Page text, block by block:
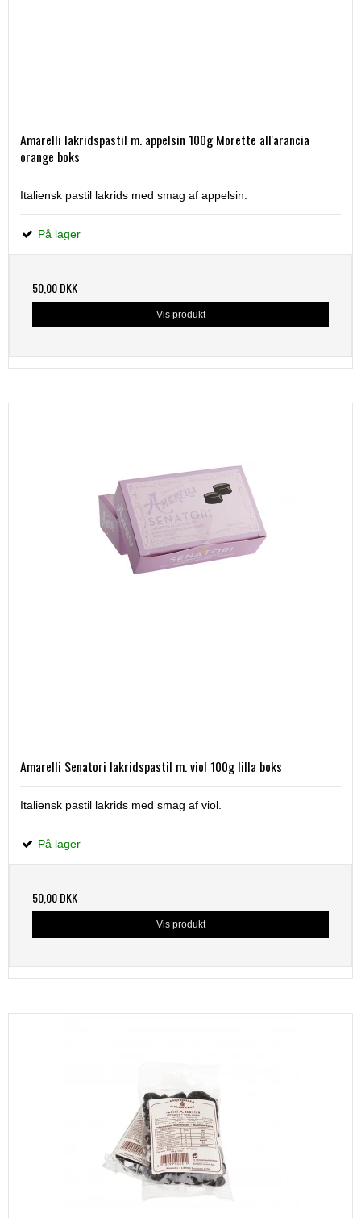
Amarelli lakridspastil m. appelsin 100g Morette all'arancia
orange boks
Italiensk pastil lakrids med smag af appelsin.
På lager
50,00 DKK
Vis produkt
Amarelli Senatori lakridspastil m. viol 100g lilla boks
Italiensk pastil lakrids med smag af viol.
På lager
50,00 DKK
Vis produkt